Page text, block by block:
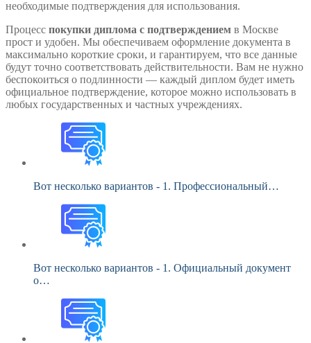
необходимые подтверждения для использования.
Процесс покупки диплома с подтверждением в Москве
прост и удобен. Мы обеспечиваем оформление документа в
максимально короткие сроки, и гарантируем, что все данные
будут точно соответствовать действительности. Вам не нужно
беспокоиться о подлинности — каждый диплом будет иметь
официальное подтверждение, которое можно использовать в
любых государственных и частных учреждениях.
Вот несколько вариантов - 1. Профессиональный…
Вот несколько вариантов - 1. Официальный документ
о…